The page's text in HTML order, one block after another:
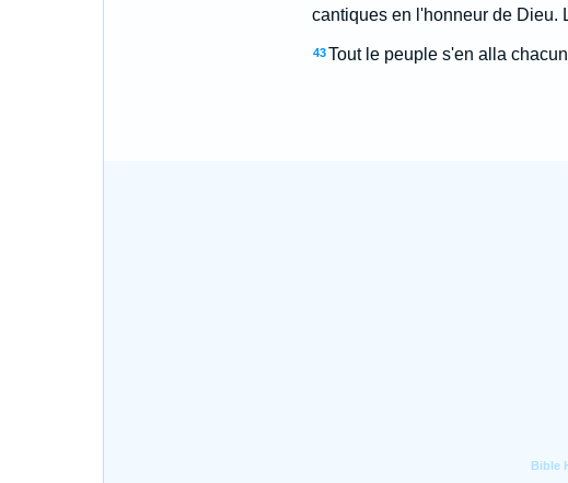
cantiques en l'honneur de Dieu.
43 Tout le peuple s'en alla